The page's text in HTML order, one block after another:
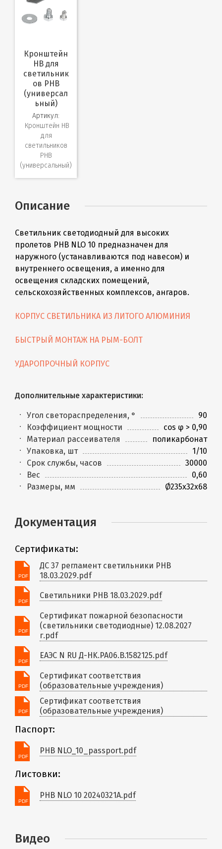
Кронштейн
HB для
светильник
ов PHB
(универсал
ьный)
Артикул:
Кронштейн HB
для
светильников
PHB
(универсальный)
Описание
Светильник светодиодный для высоких
пролетов PHB NLO 10 предназначен для
наружного (устанавливаются под навесом) и
внутреннего освещения, а именно для
освещения складских помещений,
сельскохозяйственных комплексов, ангаров.
КОРПУС СВЕТИЛЬНИКА ИЗ ЛИТОГО АЛЮМИНИЯ
БЫСТРЫЙ МОНТАЖ НА РЫМ-БОЛТ
УДАРОПРОЧНЫЙ КОРПУС
Дополнительные характеристики:
Угол светораспределения, °
90
Коэффициент мощности
cos φ > 0,90
Материал рассеивателя
поликарбонат
Упаковка, шт
1/10
Срок службы, часов
30000
Вес
0,60
Размеры, мм
Ø235x32x68
Документация
Сертификаты:
ДС 37 регламент светильники PHB
18.03.2029.pdf
Светильники PHB 18.03.2029.pdf
Сертификат пожарной безопасности
(светильники светодиодные) 12.08.2027
г.pdf
ЕАЭС N RU Д-HK.РА06.В.1582125.pdf
Сертификат соответствия
(образовательные учреждения)
Сертификат соответствия
(образовательные учреждения)
Паспорт:
PHB NLO_10_passport.pdf
Листовки:
PHB NLO 10 20240321A.pdf
Видео